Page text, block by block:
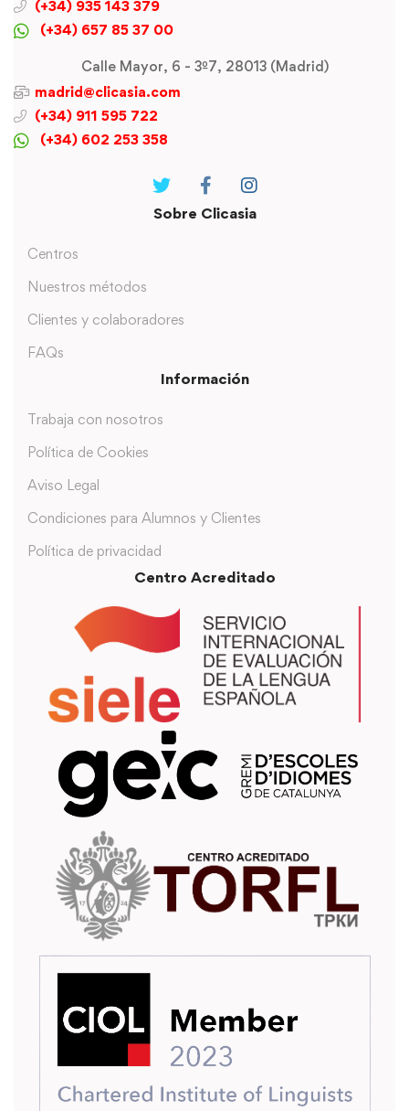
(+34) 935 143 379
(+34) 657 85 37 00
Calle Mayor, 6 - 3º7, 28013 (Madrid)
madrid@clicasia.com
(+34) 911 595 722
(+34) 602 253 358
Sobre Clicasia
Centros
Nuestros métodos
Clientes y colaboradores
FAQs
Información
Trabaja con nosotros
Política de Cookies
Aviso Legal
Condiciones para Alumnos y Clientes
Política de privacidad
Centro Acreditado